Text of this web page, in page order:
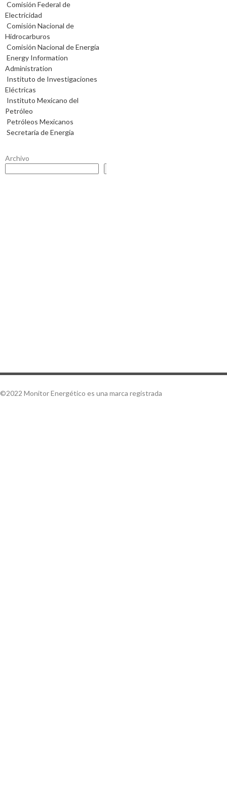
Comisión Federal de
Electricidad
Comisión Nacional de
Hidrocarburos
Comisión Nacional de Energía
Energy Information
Administration
Instituto de Investigaciones
Eléctricas
Instituto Mexicano del
Petróleo
Petróleos Mexicanos
Secretaría de Energía
Archivo
©2022 Monitor Energético es una marca registrada